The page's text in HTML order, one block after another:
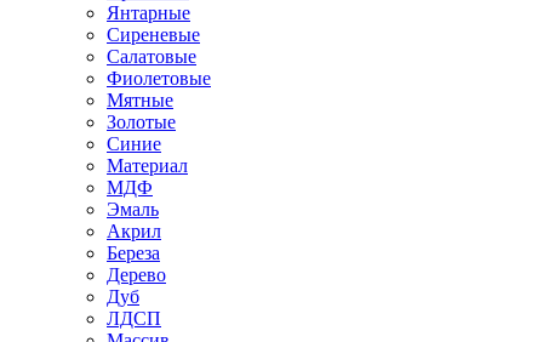
Янтарные
Сиреневые
Салатовые
Фиолетовые
Мятные
Золотые
Синие
Материал
МДФ
Эмаль
Акрил
Береза
Дерево
Дуб
ЛДСП